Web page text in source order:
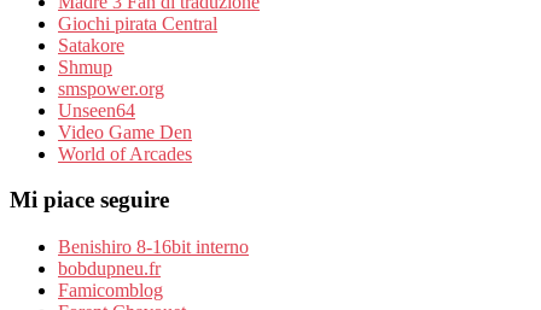
Giochi pirata Central
Satakore
Shmup
smspower.org
Unseen64
Video Game Den
World of Arcades
Mi piace seguire
Benishiro 8-16bit interno
bobdupneu.fr
Famicomblog